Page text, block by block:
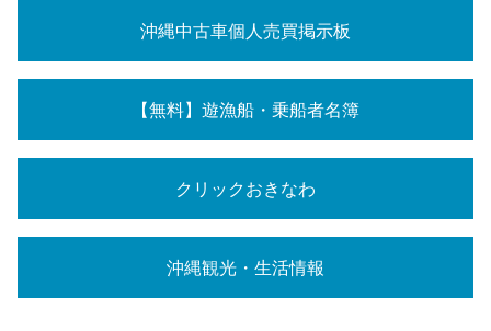
沖縄中古車個人売買掲示板
【無料】遊漁船・乗船者名簿
クリックおきなわ
沖縄観光・生活情報